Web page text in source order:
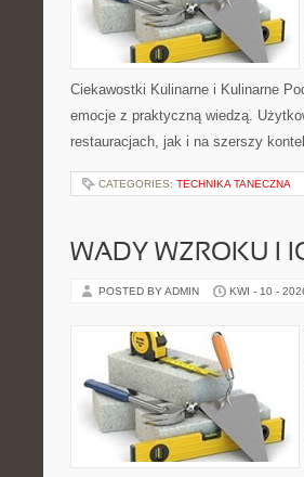
Ciekawostki Kulinarne i Kulinarne
emocje z praktyczną wiedzą.
restauracjach, jak i na szerszy
CATEGORIES: TECHNIKA TANECZNA
WADY WZROKU I
POSTED BY ADMIN KWI - 10 -